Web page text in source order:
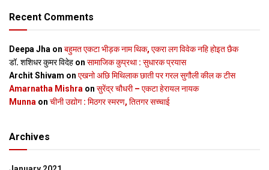
Recent Comments
Deepa Jha on बहुमत एकटा भीड़क नाम थिक, एकरा लग विवेक नहि होइत छैक
डॉ. शशिधर कुमर विदेह on सामाजिक कुप्रथा : सुधारक प्रयास
Archit Shivam on एखनो अछि मिथिलाक छाती पर गरल सुगौली कील क टीस
Amarnatha Mishra on सुरेंद्र चौधरी – एकटा हेरायल नायक
Munna on चीनी उद्योग : मिठगर स्‍मरण, तितगर सच्‍चाई
Archives